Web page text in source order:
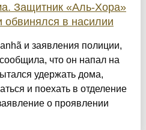
Защитник «Аль-Хора»
в насилии
и заявления полиции,
что он напал на
удержать дома,
и поехать в отделение
о проявлении